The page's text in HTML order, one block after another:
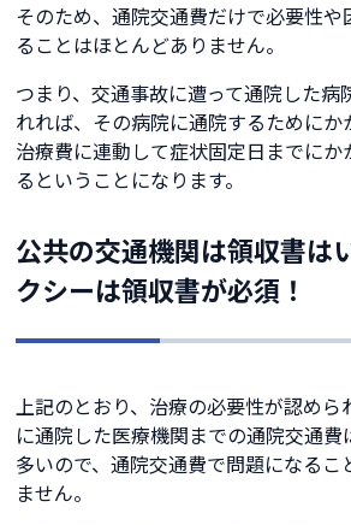
そのため、通院交通費だけで必要性
ることはほとんどありません。
つまり、交通事故に遭って通院した病
れれば、その病院に通院するためにか
治療費に連動して症状固定日までに
るということになります。
公共の交通機関は領収書は
クシーは領収書が必須！
上記のとおり、治療の必要性が認めら
に通院した医療機関までの通院交通費
多いので、通院交通費で問題になるこ
ません。